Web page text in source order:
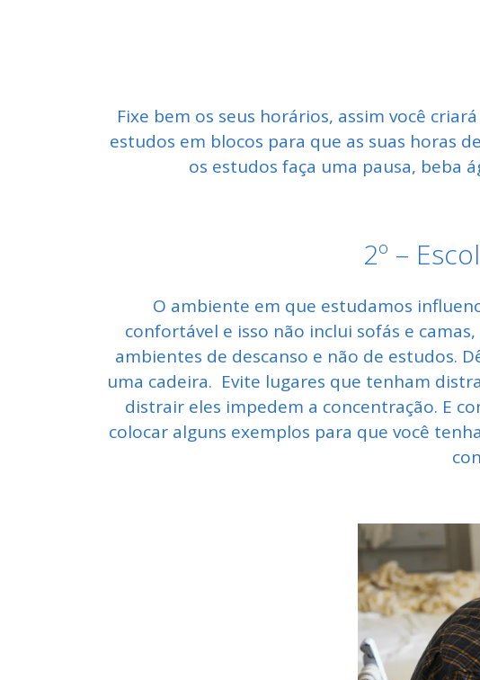
Fixe bem os seus horários, assim você
estudos em blocos para que as suas horas
os estudos faça uma pausa, beba
2º –
O ambiente em que estudamos
confortável e isso não inclui sofás e
ambientes de descanso e não de estudos.
uma cadeira. Evite lugares que tenham
distrair eles impedem a concentração. E
colocar alguns exemplos para que você